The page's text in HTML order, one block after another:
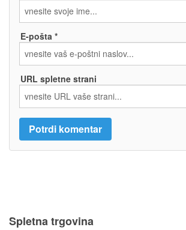
E-pošta *
URL spletne strani
Spletna trgovina